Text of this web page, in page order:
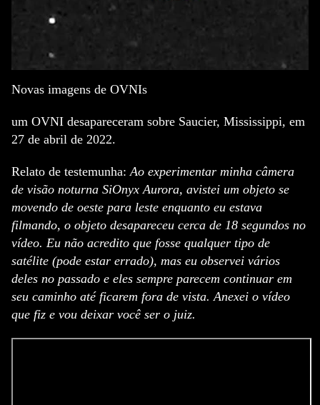
Novas imagens de OVNIs
um OVNI desapareceram sobre Saucier, Mississippi, em
27 de abril de 2022.
Relato de testemunha:Ao experimentar minha câmera
de visão noturna SiOnyx Aurora, avistei um objeto se
movendo de oeste para leste enquanto eu estava
filmando, o objeto desapareceu cerca de 18 segundos no
vídeo. Eu não acredito que fosse qualquer tipo de
satélite (pode estar errado), mas eu observei vários
deles no passado e eles sempre parecem continuar em
seu caminho até ficarem fora de vista.Anexei o vídeo
que fiz e vou deixar você ser o juiz.